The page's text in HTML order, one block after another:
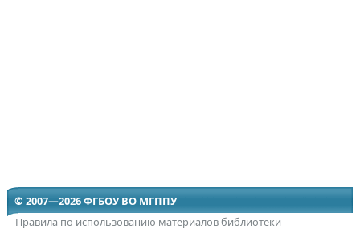
© 2007—2026 ФГБОУ ВО МГППУ
Правила по использованию материалов библиотеки